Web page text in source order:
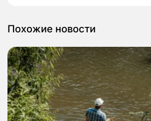
Похожие новости